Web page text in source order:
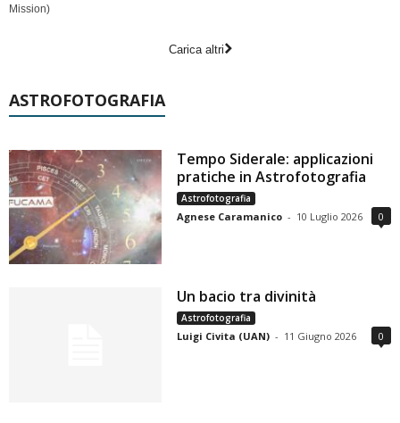
Mission)
Carica altri
ASTROFOTOGRAFIA
Tempo Siderale: applicazioni
pratiche in Astrofotografia
Astrofotografia
Agnese Caramanico - 10 Luglio 2026 0
Un bacio tra divinità
Astrofotografia
Luigi Civita (UAN) - 11 Giugno 2026 0